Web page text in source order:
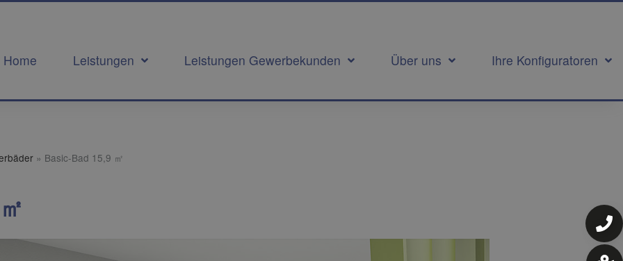
Home Leistungen Leistungen Gewerbekunden Über uns Ihre Konfiguratoren
» Basic-Bad 15,9 ㎡